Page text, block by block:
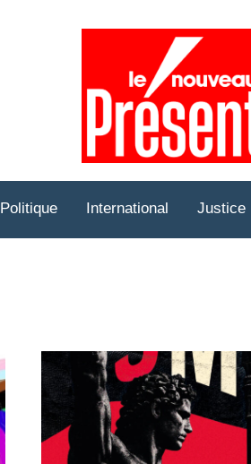
Politique International Justice